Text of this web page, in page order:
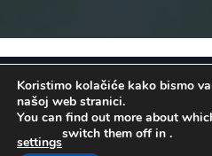
OSATINA GRUPA d.o.o.
byINFOS Osijek.
Koristimo kolačiće kako bismo
našoj web stranici.
You can find out more about
switch them off in
settings
.